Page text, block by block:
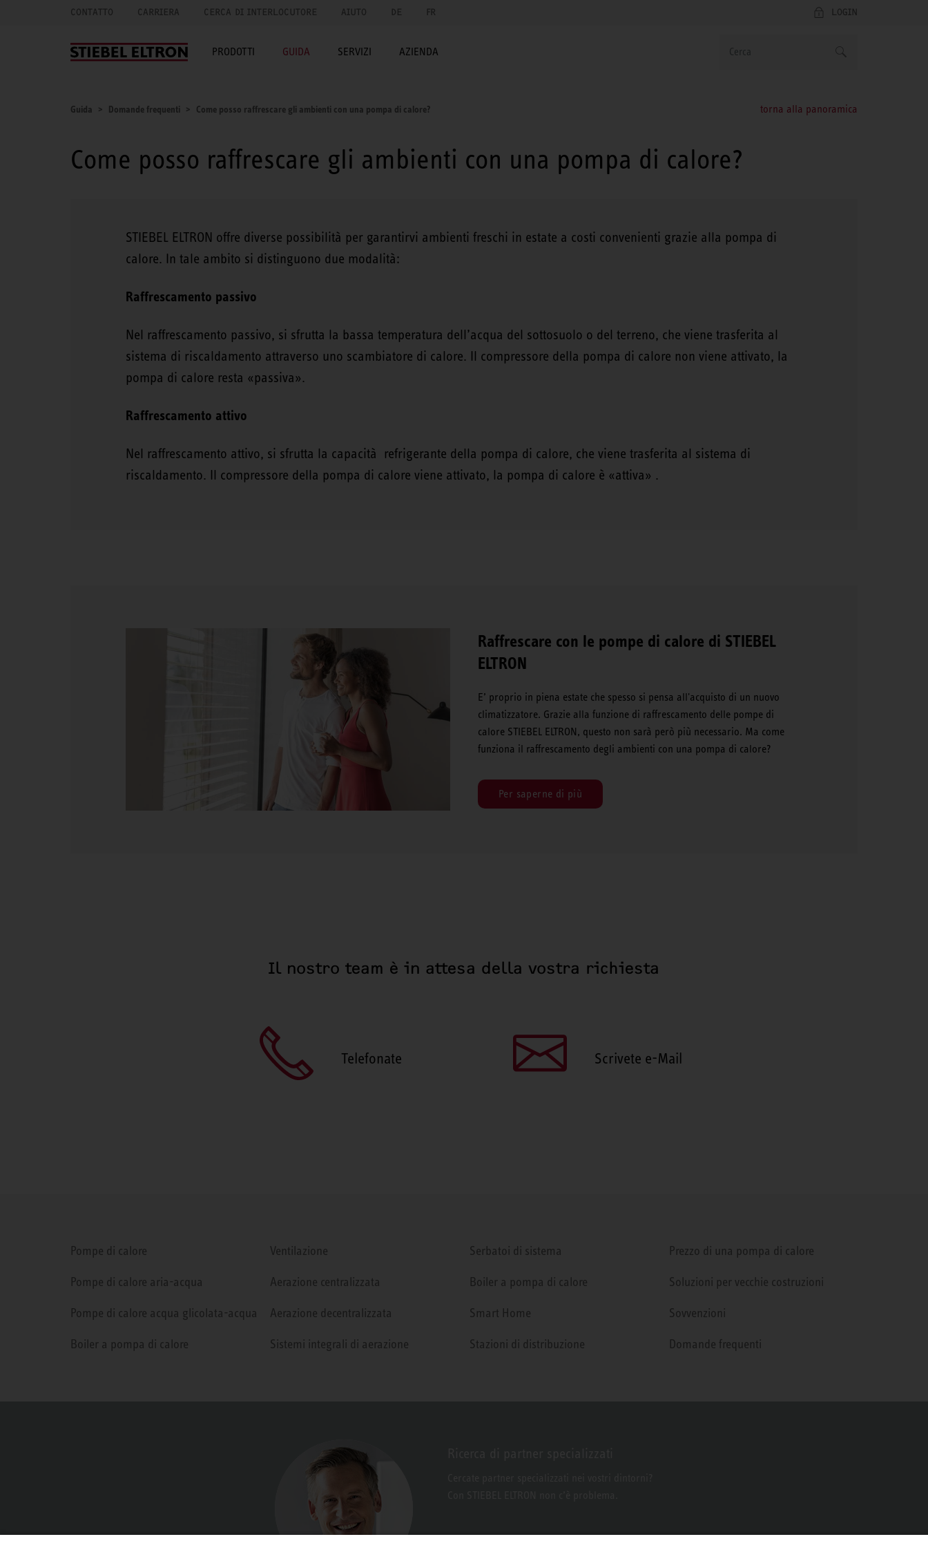
CONTATTO CARRIERA CERCA DI INTERLOCUTORE AIUTO DE FR LOGIN
PRODOTTI GUIDA SERVIZI AZIENDA
Guida Domande frequenti Come posso raffrescare gli ambienti con una pompa di calore? torna alla panoramica
Come posso raffrescare gli ambienti con una pompa di calore?
STIEBEL ELTRON offre diverse possibilità per garantirvi ambienti freschi in estate a costi convenienti grazie alla pompa di
calore. In tale ambito si distinguono due modalità:
Raffrescamento passivo
Nel raffrescamento passivo, si sfrutta la bassa temperatura dell’acqua del sottosuolo o del terreno, che viene trasferita al
sistema di riscaldamento attraverso uno scambiatore di calore. Il compressore della pompa di calore non viene attivato, la
pompa di calore resta «passiva».
Raffrescamento attivo
Nel raffrescamento attivo, si sfrutta la capacità refrigerante della pompa di calore, che viene trasferita al sistema di
riscaldamento. Il compressore della pompa di calore viene attivato, la pompa di calore è «attiva» .
Raffrescare con le pompe di calore di STIEBEL
ELTRON
E’ proprio in piena estate che spesso si pensa all'acquisto di un nuovo
climatizzatore. Grazie alla funzione di raffrescamento delle pompe di
calore STIEBEL ELTRON, questo non sarà però più necessario. Ma come
funziona il raffrescamento degli ambienti con una pompa di calore?
Per saperne di più
Il nostro team è in attesa della vostra richiesta
Telefonate Scrivete e-Mail
Pompe di calore
Pompe di calore aria-acqua
Pompe di calore acqua glicolata-acqua
Boiler a pompa di calore
Ventilazione
Aerazione centralizzata
Aerazione decentralizzata
Sistemi integrali di aerazione
Serbatoi di sistema
Boiler a pompa di calore
Smart Home
Stazioni di distribuzione
Prezzo di una pompa di calore
Soluzioni per vecchie costruzioni
Sovvenzioni
Domande frequenti